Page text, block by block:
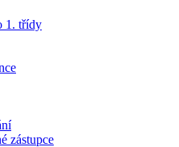
1. třídy
zástupce